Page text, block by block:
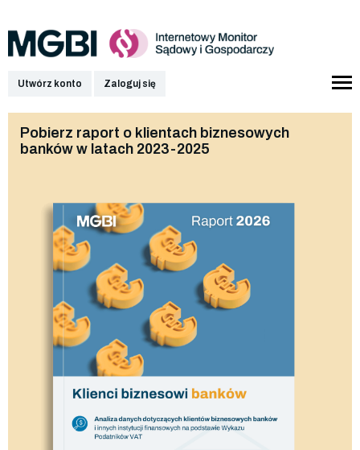
Utwórz konto Zaloguj się
Pobierz raport o klientach biznesowych
banków w latach 2023-2025